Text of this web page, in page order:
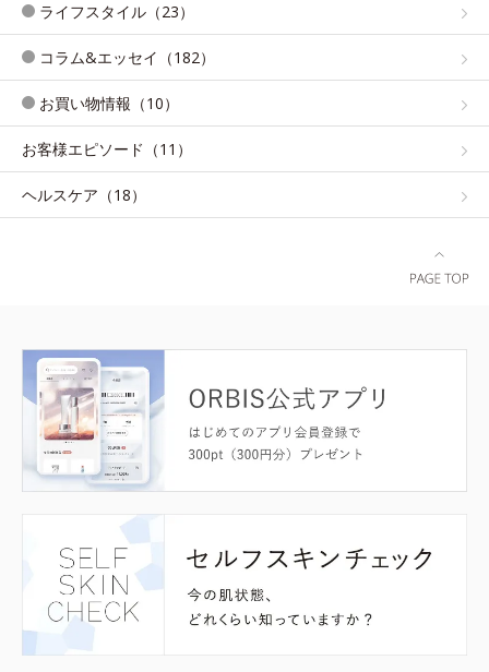
ライフスタイル（23）
コラム&エッセイ（182）
お買い物情報（10）
お客様エピソード（11）
ヘルスケア（18）